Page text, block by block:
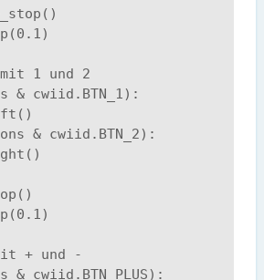
mit 1 und 2
+ und -